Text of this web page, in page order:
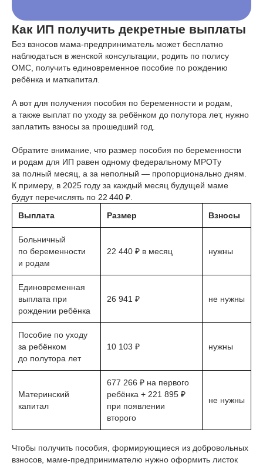
Как ИП получить декретные выплаты
Без взносов мама-предприниматель может бесплатно
наблюдаться в женской консультации, родить по полису
ОМС, получить единовременное пособие по рождению
ребёнка и маткапитал.
А вот для получения пособия по беременности и родам,
а также выплат по уходу за ребёнком до полутора лет, нужно
заплатить взносы за прошедший год.
Обратите внимание, что размер пособия по беременности
и родам для ИП равен одному федеральному МРОТу
за полный месяц, а за неполный — пропорционально дням.
К примеру, в 2025 году за каждый месяц будущей маме
будут перечислять по 22 440 ₽.
Выплата
Размер Взносы
Больничный
по беременности
и родам
22 440 ₽ в месяц нужны
Единовременная
выплата при
рождении ребёнка
26 941 ₽ не нужны
Пособие по уходу
за ребёнком
до полутора лет
10 103 ₽ нужны
Материнский
капитал
677 266 ₽ на первого
ребёнка + 221 895 ₽
при появлении
второго
не нужны
Чтобы получить пособия, формирующиеся из добровольных
взносов, маме-предпринимателю нужно оформить листок